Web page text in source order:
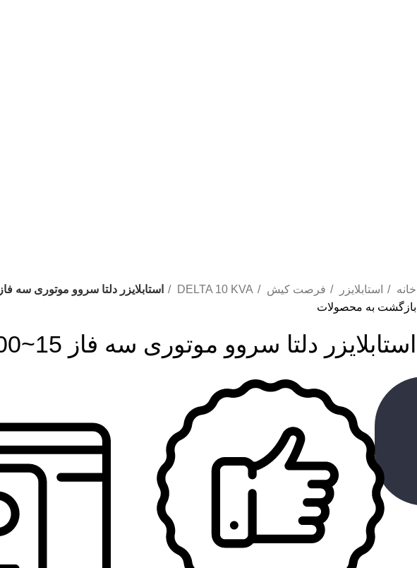
خانه استابلایزر فرصت کیش DELTA 10 KVA
استابلایزر دلتا سروو موتوری سه فاز 15~100 کاوا
بازگشت به محصولات
استابلایزر دلتا سروو موتوری سه فاز 15~100 کاوا